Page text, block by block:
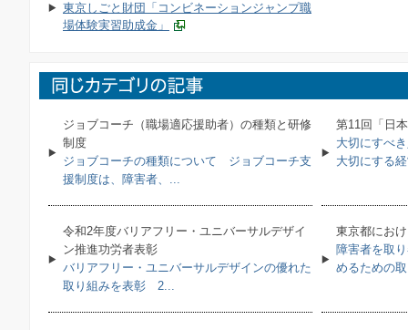
東京しごと財団「コンビネーションジャンプ職
場体験実習助成金」
ジョブコーチ（職場適応援助者）の種類と研修
制度
ジョブコーチの種類について ジョブコーチ支
援制度は、障害者、...
第11回「日
大切にすべ
大切にする
令和2年度バリアフリー・ユニバーサルデザイ
ン推進功労者表彰
バリアフリー・ユニバーサルデザインの優れた
取り組みを表彰 2...
東京都にお
障害者を取
めるための